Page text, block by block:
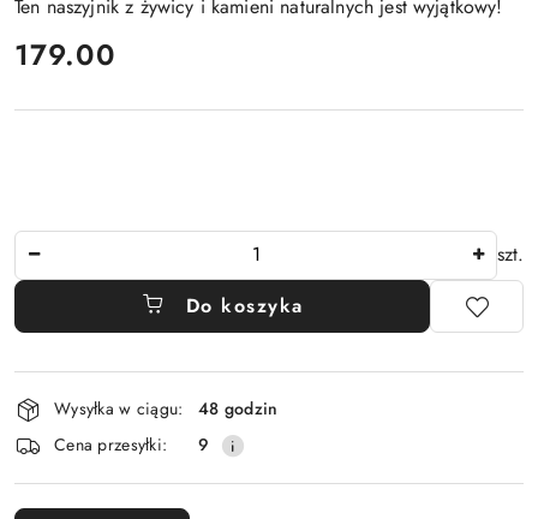
Ten naszyjnik z żywicy i kamieni naturalnych jest wyjątkowy!
cena:
179.00
szt.
Do koszyka
Dostępność
i
dostawa
Wysyłka w ciągu:
48 godzin
Cena przesyłki:
9